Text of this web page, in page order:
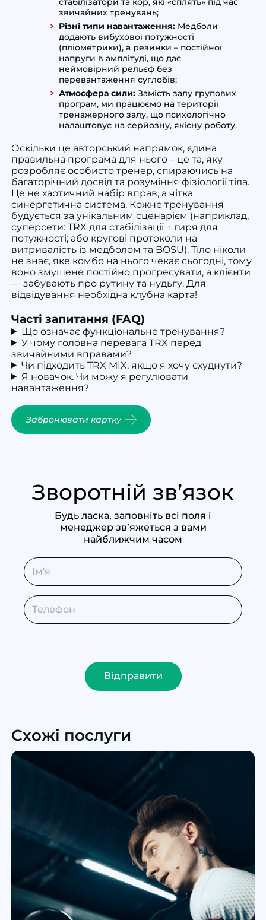
звичайних тренувань;
Різні типи навантаження: Медболи
додають вибухової потужності
(пліометрики), а резинки – постійної
напруги в амплітуді, що дає
неймовірний рельєф без
перевантаження суглобів;
Атмосфера сили: Замість залу групових
програм, ми працюємо на території
тренажерного залу, що психологічно
налаштовує на серйозну, якісну роботу.
Оскільки це авторський напрямок, єдина
правильна програма для нього – це та, яку
розробляє особисто тренер, спираючись на
багаторічний досвід та розуміння фізіології тіла.
Це не хаотичний набір вправ, а чітка
синергетична система. Кожне тренування
будується за унікальним сценарієм (наприклад,
суперсети: TRX для стабілізації + гиря для
потужності; або кругові протоколи на
витривалість із медболом та BOSU). Тіло ніколи
не знає, яке комбо на нього чекає сьогодні, тому
воно змушене постійно прогресувати, а клієнти
— забувають про рутину та нудьгу. Для
відвідування необхідна клубна карта!
Часті запитання (FAQ)
Що означає функціональне тренування?
У чому головна перевага TRX перед
звичайними вправами?
Чи підходить TRX MIX, якщо я хочу схуднути?
Я новачок. Чи можу я регулювати
навантаження?
Забронювати картку
Зворотній зв’язок
Будь ласка, заповніть всі поля і
менеджер зв’яжеться з вами
найближчим часом
Відправити
Схожі послуги